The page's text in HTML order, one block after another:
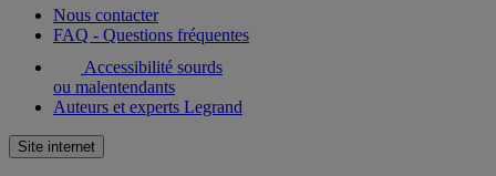
Nous contacter
FAQ - Questions fréquentes
Accessibilité sourds
ou malentendants
Auteurs et experts Legrand
Site internet